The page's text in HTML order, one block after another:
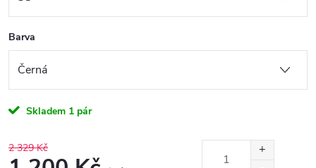
Barva
Skladem 1 pár
2 329 Kč